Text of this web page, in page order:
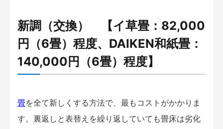
新調（交換） 【イ草畳：82,000
円（6畳）程度、DAIKEN和紙畳：
140,000円（6畳）程度】
畳を全て新しくする方法で、最もコストがかかりま
す。裏返しと表替えを繰り返していても畳床は劣化